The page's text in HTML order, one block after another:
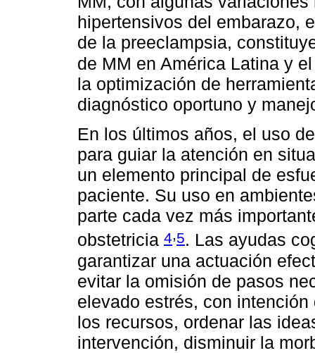
hipertensivos del embarazo,
de la preeclampsia,
de MM en América Latina y
la optimización de
diagnóstico oportuno y
En los últimos años, el uso
para guiar la atención en
un elemento principal de
paciente. Su uso en
parte cada vez más
obstetricia 4,5. Las ayudas
garantizar una actuación
evitar la omisión de pasos
elevado estrés, con
los recursos, ordenar las
intervención, disminuir la